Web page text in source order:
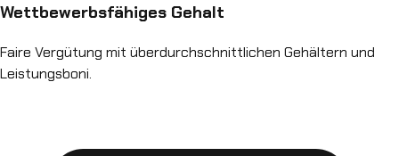
Wettbewerbsfähiges Gehalt
Faire Vergütung mit überdurchschnittlichen Gehältern und
Leistungsboni.